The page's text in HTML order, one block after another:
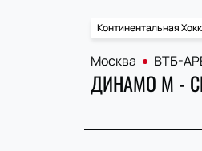
Континентальная
Москва ВТБ-
ДИНАМО М -